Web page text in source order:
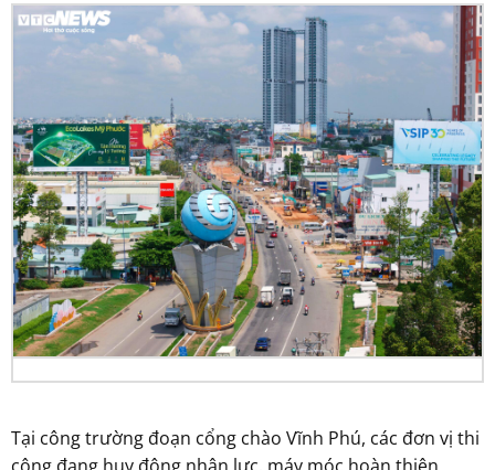
Tại công trường đoạn cổng chào Vĩnh Phú, các đơn vị thi
công đang huy động nhân lực, máy móc hoàn thiện